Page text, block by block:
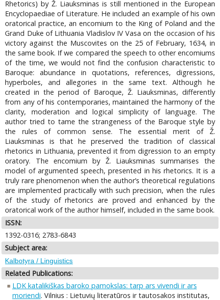
Rhetorics) by Ž. Liauksminas is still mentioned in the European
Encyclopaediae of Literature. He included an example of his own
oratorical practice, an encomium to the King of Poland and the
Grand Duke of Lithuania Vladislov IV Vasa on the occasion of his
victory against the Muscovites on the 25 of February, 1634, in
the same book. If we compared the speech to other encomiums
of the time, we would not find the confusion characteristic to
Baroque: abundance in quotations, references, digressions,
hyperboles, and allegories in the same text. Although he
created in the period of Baroque, Ž. Liauksminas, differently
from any of his contemporaries, maintained the harmony of the
clarity, moderation and logical simplicity of language. The
author tried to tame the strangeness of the Baroque style by
the rules of common sense. The essential merit of Ž.
Liauksminas is that he preserved the tradition of classical
rhetorics in Lithuania, prevented it from digression to an empty
oratory. The encomium by Ž. Liauksminas summarises the
model of argumented speech, presented in his rhetorics. It is a
truly rare phenomenon when the author’s theoretical regulations
are implemented practically with such precision, when the rules
of the study of rhetorics are proved and enhanced by the
oratorical work of the author himself, included in the same book.
ISSN:
1392-0316; 2783-6843
Subject area:
Kalbotyra / Linguistics
Related Publications:
LDK katalikiškas baroko pamokslas: tarp ars vivendi ir ars
moriendi. Vilnius : Lietuvių literatūros ir tautosakos institutas,